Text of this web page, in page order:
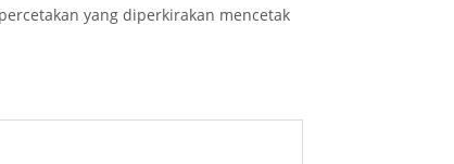
yang diperkirakan mencetak